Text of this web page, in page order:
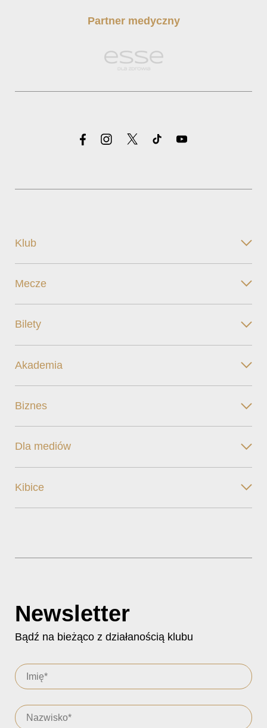
Partner medyczny
Klub
Mecze
Bilety
Akademia
Biznes
Dla mediów
Kibice
Newsletter
Bądź na bieżąco z działanością klubu